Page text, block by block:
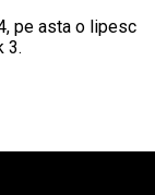
pe asta o lipesc
3.